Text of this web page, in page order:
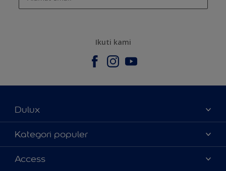
Ikuti kami
Dulux
Tentang Kami
Contact us
Temukan toko
Kategori populer
Warna
Access